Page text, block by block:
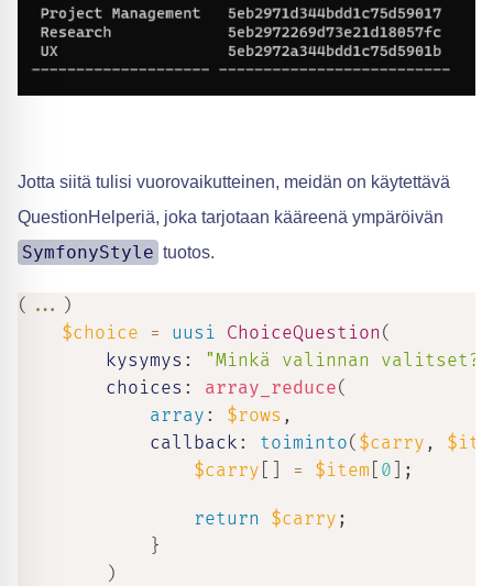
Jotta siitä tulisi vuorovaikutteinen, meidän on käytettävä
QuestionHelperiä, joka tarjotaan kääreenä ympäröivän
SymfonyStyle tuotos.
( ... )
$choice
= uusi ChoiceQuestion (
kysymys : "Minkä valinnan valitset?"
choices : array_reduce(
array : $rows ,
callback : toiminto( $carry ,
$carry
= $item 0 ;
return $carry ;
}
)